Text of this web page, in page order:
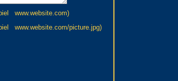
www.website.com)
www.website.com/picture.jpg)